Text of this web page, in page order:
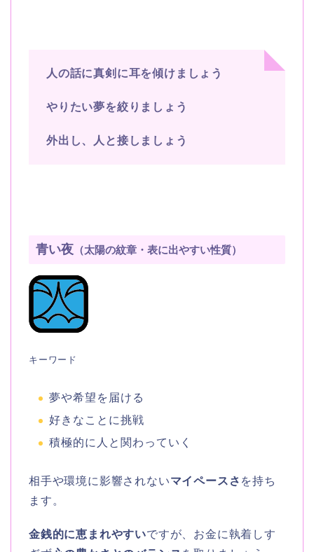
人の話に真剣に耳を傾けましょう
やりたい夢を絞りましょう
外出し、人と接しましょう
青い夜 （太陽の紋章・表に出やすい性質）
キーワード
夢や希望を届ける
好きなことに挑戦
積極的に人と関わっていく
相手や環境に影響されないマイペースさ を持ち
ます。
金銭的に恵まれやすいですが、お金に執着しす